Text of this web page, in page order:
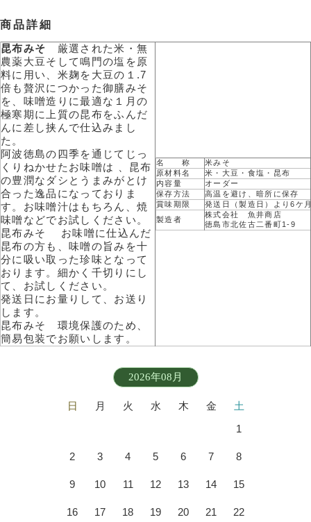
商品詳細
昆布みそ 厳選された米・無
農薬大豆そして鳴門の塩を原
料に用い、米麹を大豆の１.7
倍も贅沢につかった御膳みそ
を、味噌造りに最適な１月の
極寒期に上質の昆布をふんだ
んに差し挟んで仕込みまし
た。
阿波徳島の四季を通じてじっ
くりねかせたお味噌は 、昆布
の豊潤なダシとうまみがとけ
合った逸品になっておりま
す。お味噌汁はもちろん、焼
味噌などでお試しください。
昆布みそ お味噌に仕込んだ
昆布の方も、味噌の旨みを十
分に吸い取った珍味となって
おります。細かく千切りにし
て、お試しください。
発送日にお量りして、お送り
します。
昆布みそ 環境保護のため、
簡易包装でお願いします。
名 称
米みそ
原材料名
米・大豆・食塩・昆布
内容量
オーダー
保存方法
高温を避け、暗所に保存
賞味期限
発送日（製造日）より6ケ
製造者
株式会社 魚井商店
徳島市北佐古二番町1-9
2026年08月
日 月 火 水 木 金
土
1
2 3 4 5 6 7 8
9 10 11 12 13 14 15
16 17 18 19 20 21 22